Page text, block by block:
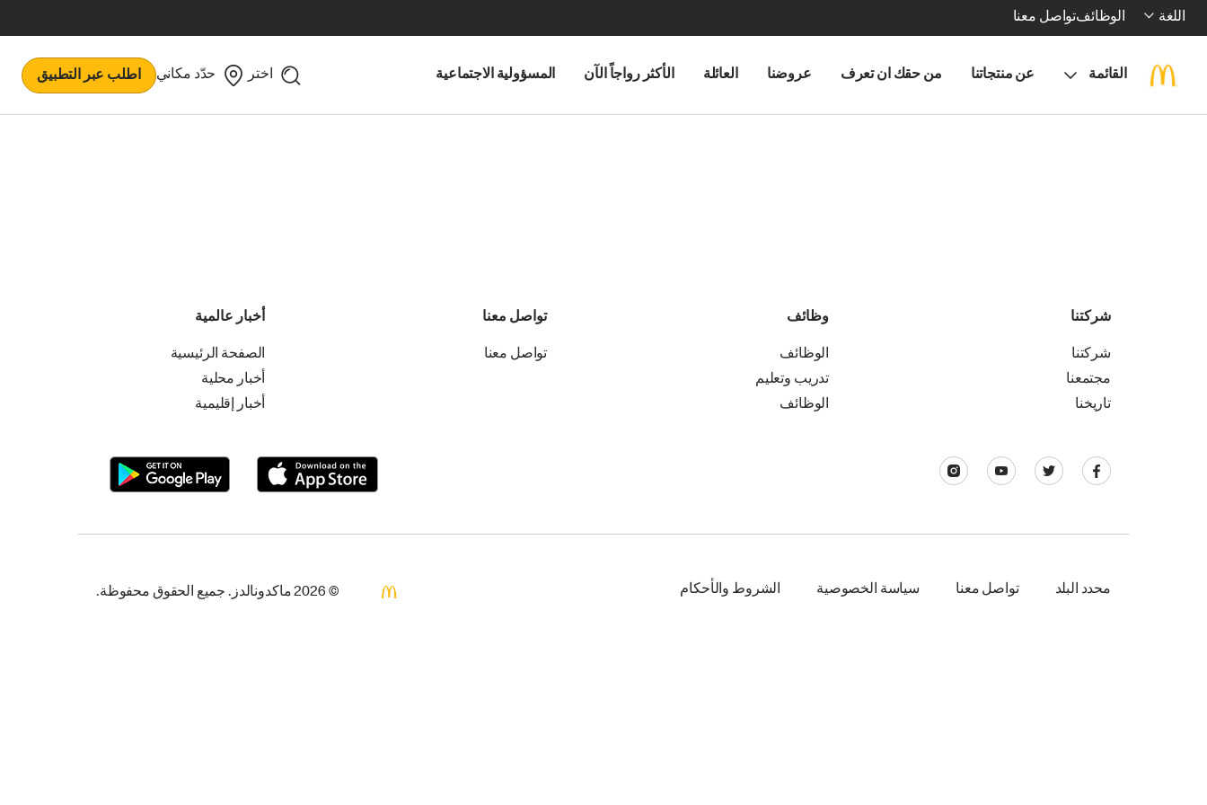
اللغة الوظائفتواصل معنا
القائمة عن منتجاتنا من حقك ان تعرف عروضنا العائلة الأكثر رواجاً الآن المسؤولية الاجتماعية اختر حدّد مكاني اطلب عبر التطبيق
شركتنا
شركتنا
مجتمعنا
تاريخنا
وظائف
الوظائف
تدريب وتعليم
الوظائف
تواصل معنا
تواصل معنا
أخبار عالمية
الصفحة الرئيسية
أخبار محلية
أخبار إقليمية
محدد البلد تواصل معنا سياسة الخصوصية الشروط والأحكام © 2026 ماكدونالدز. جميع الحقوق محفوظة.